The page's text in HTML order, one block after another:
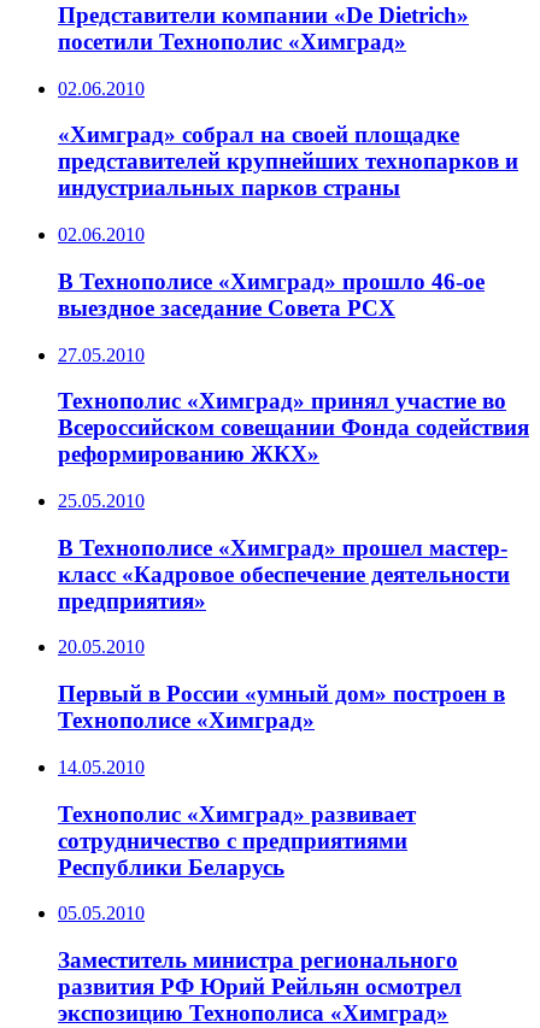
Представители компании «De Dietrich»
посетили Технополис «Химград»
02.06.2010
«Химград» собрал на своей площадке
представителей крупнейших технопарков и
индустриальных парков страны
02.06.2010
В Технополисе «Химград» прошло 46-ое
выездное заседание Совета РСХ
27.05.2010
Технополис «Химград» принял участие во
Всероссийском совещании Фонда содействия
реформированию ЖКХ»
25.05.2010
В Технополисе «Химград» прошел мастер-
класс «Кадровое обеспечение деятельности
предприятия»
20.05.2010
Первый в России «умный дом» построен в
Технополисе «Химград»
14.05.2010
Технополис «Химград» развивает
сотрудничество с предприятиями
Республики Беларусь
05.05.2010
Заместитель министра регионального
развития РФ Юрий Рейльян осмотрел
экспозицию Технополиса «Химград»